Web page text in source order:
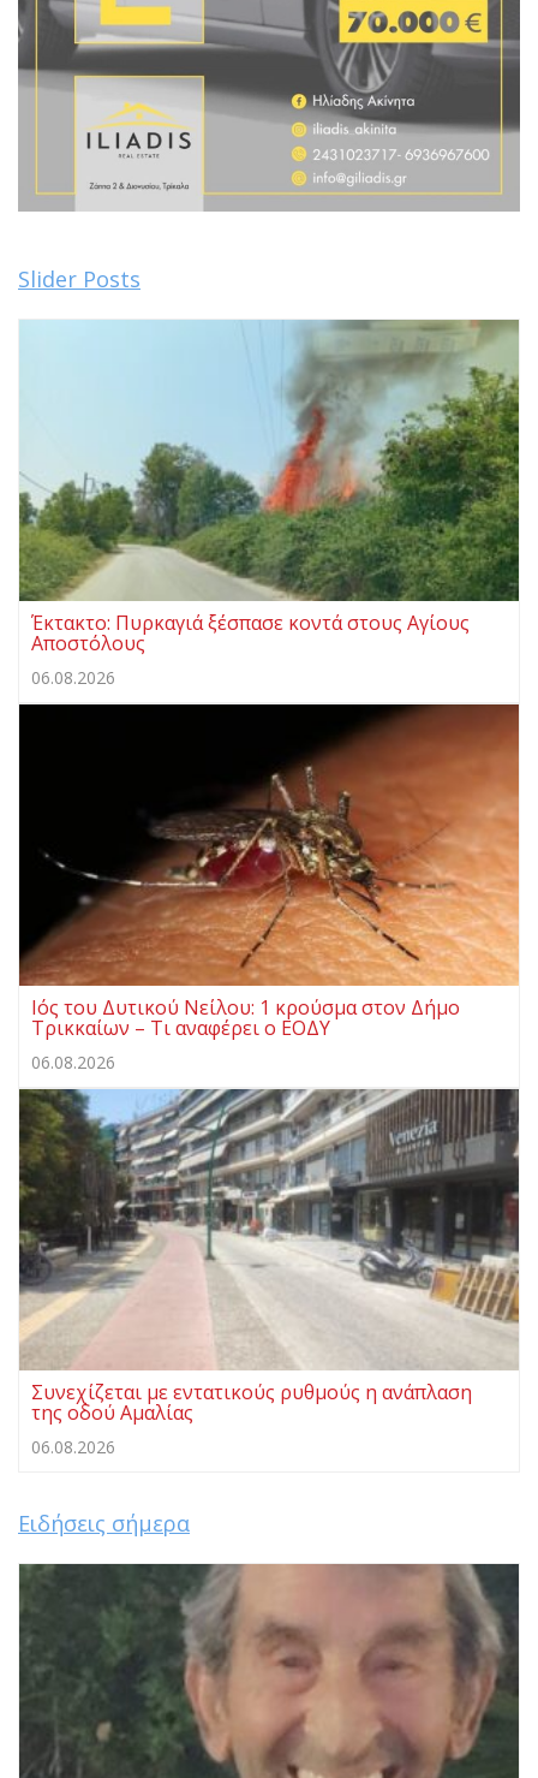
Slider Posts
Έκτακτο: Πυρκαγιά ξέσπασε κοντά στους Αγίους
Αποστόλους
06.08.2026
Ιός του Δυτικού Νείλου: 1 κρούσμα στον Δήμο
Τρικκαίων – Τι αναφέρει ο ΕΟΔΥ
06.08.2026
Συνεχίζεται με εντατικούς ρυθμούς η ανάπλαση
της οδού Αμαλίας
06.08.2026
Ειδήσεις σήμερα